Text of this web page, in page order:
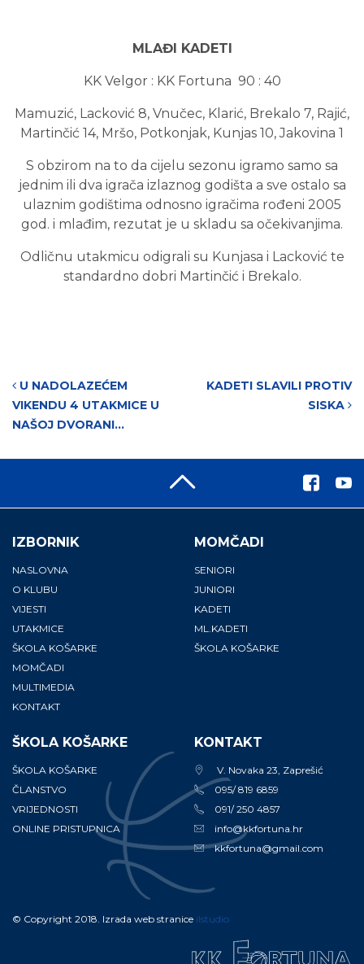
MLAĐI KADETI
KK Velgor : KK Fortuna 90 : 40
Mamuzić, Lacković 8, Vnučec, Klarić, Brekalo 7, Rajić,
Martinčić 14, Mršo, Potkonjak, Kunjas 10, Jakovina 1
S obzirom na to da cijelu sezonu igramo samo sa
jednim ili dva igrača izlaznog godišta a sve ostalo sa
ulaznim godištima odnosno igračima rođeni 2005
god. i mlađim, rezutat je u skladu sa očekivanjima.
Odličnu utakmicu odigrali su Kunjasa i Lacković te
standardno dobri Martinčić i Brekalo.
Post navigation
U NADOLAZEĆEM
VIKENDU 4 UTAKMICE U
NAŠOJ DVORANI…
KADETI SLAVILI PROTIV
SISKA
IZBORNIK
NASLOVNA
O KLUBU
VIJESTI
UTAKMICE
ŠKOLA KOŠARKE
MOMČADI
MULTIMEDIA
KONTAKT
MOMČADI
SENIORI
JUNIORI
KADETI
ML.KADETI
ŠKOLA KOŠARKE
ŠKOLA KOŠARKE
ŠKOLA KOŠARKE
ČLANSTVO
VRIJEDNOSTI
ONLINE PRISTUPNICA
KONTAKT
V. Novaka 23, Zaprešić
095/ 819 6859
091/ 250 4857
info@kkfortuna.hr
kkfortuna@gmail.com
© Copyright 2018. Izrada web stranice ilstudio